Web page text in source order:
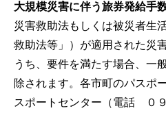
大規模災害に伴う旅券発給手
災害救助法もしくは被災者生
救助法等」）が適用された災
うち、要件を満たす場合、一
除されます。各市町のパスポ
スポートセンター（電話 ０